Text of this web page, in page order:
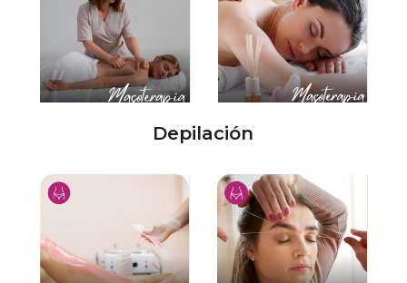
Depilación